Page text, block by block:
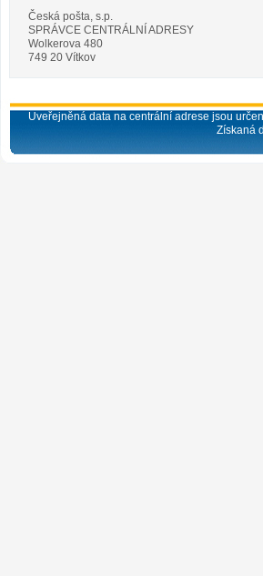
Česká pošta, s.p.
SPRÁVCE CENTRÁLNÍ ADRESY
Wolkerova 480
749 20 Vítkov
Uveřejněná data na centrální adrese jsou
Získaná